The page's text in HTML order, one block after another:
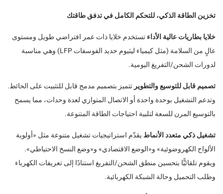
تخزين الطاقة الذكي، للتحكم الكامل في تدفق طاقتك
خلايا بطاريات عالية الأداء تستخدم خلايا ذات عمر افتراضي طويل ومستوى
عالٍ من السلامة (مثل كيمياء ليثيوم حديد الفوسفات LFP) وهي مناسبة
لدورات الشحن/التفريغ اليومية.
تصميم قابل للتوسيع والتطوير تتميز بتصميم مدمج قابل للتثبيت على الحائط.
وتدعم التشغيل بوحدة واحدة أو الاتصال المتوازي لعدة وحدات، مما يسمح
بالتوسيع المرن للسعة لتلبية احتياجات الطاقة المتنوعة.
تشغيل ذكي متعدد الأنماط يقدّم استراتيجيات تشغيل متنوعة مثل «أولوية
الألواح الكهروضوئية» و«الوضع الاقتصادي» و«وضع النسخ الاحتياطي».
ويقوم تلقائيًّا بتحسين منطق الشحن/التفريغ استنادًا إلى تعريفات الكهرباء
وطلب التحميل وحالة الشبكة الكهربائية.